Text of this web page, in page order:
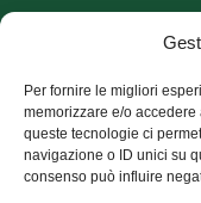
Per fornire le migliori
memorizzare e/o
queste tecnologie ci
navigazione o ID unici su
consenso può influire